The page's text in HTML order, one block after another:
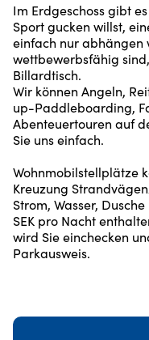
Im Erdgeschoss gibt
Sport gucken willst,
einfach nur abhängen
wettbewerbsfähig
Billardtisch.
Wir können Angeln,
up-Paddleboarding,
Abenteuertouren auf
Sie uns einfach.
Wohnmobilstellplätze
Kreuzung
Strom, Wasser,
SEK pro Nacht
wird Sie einchecken
Parkausweis.